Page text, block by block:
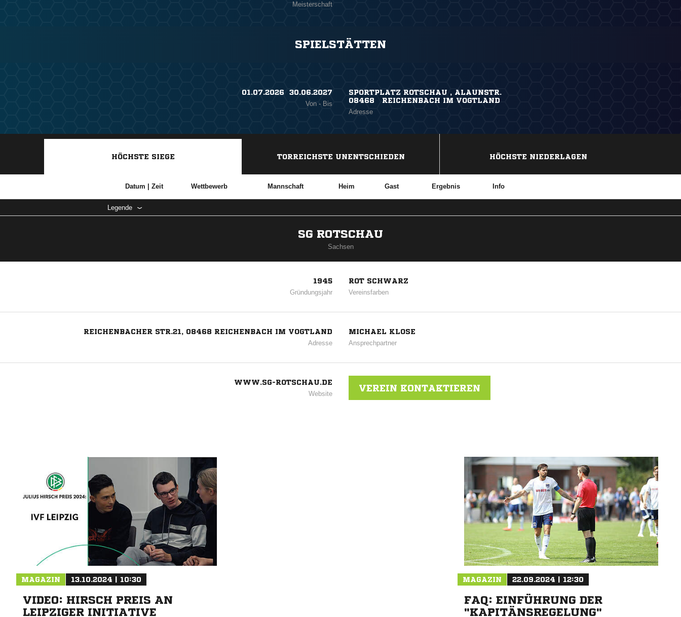
Meisterschaft
SPIELSTÄTTEN
01.07.2026 ​ 30.06.2027
Von - Bis
SPORTPLATZ ROTSCHAU , ALAUNSTR.
08468 REICHENBACH IM VOGTLAND
Adresse
HÖCHSTE SIEGE TORREICHSTE UNENTSCHIEDEN HÖCHSTE NIEDERLAGEN
Datum | Zeit Wettbewerb Mannschaft Heim Gast Ergebnis Info
Legende
SG ROTSCHAU
Sachsen
1945
Gründungsjahr
ROT SCHWARZ
Vereinsfarben
REICHENBACHER STR.21, 08468 REICHENBACH IM VOGTLAND
Adresse
MICHAEL KLOSE
Ansprechpartner
WWW.SG-ROTSCHAU.DE
Website
VEREIN KONTAKTIEREN
MAGAZIN 13.10.2024 | 10:30
VIDEO: HIRSCH PREIS AN
LEIPZIGER INITIATIVE
MAGAZIN 22.09.2024 | 12:30
FAQ: EINFÜHRUNG DER
"KAPITÄNSREGELUNG"